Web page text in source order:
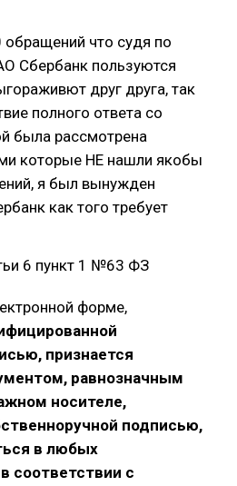
что судя по
Сбербанк пользуются
друг друга, так
полного ответа со
была рассмотрена
которые НЕ нашли якобы
я был вынужден
как того требует
6 пункт 1 №63 ФЗ
форме,
признается
равнозначным
носителе,
подписью,
в любых
соответствии с